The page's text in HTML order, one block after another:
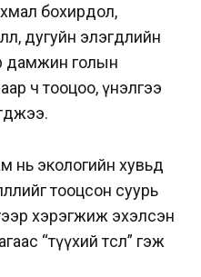
бохирдол,
дугуйн элэгдлийн
дамжин голын
ч тооцоо, үнэлгээ
нь экологийн хувьд
тооцсон суурь
хэрэгжиж эхэлсэн
“түүхий төсөл” гэж